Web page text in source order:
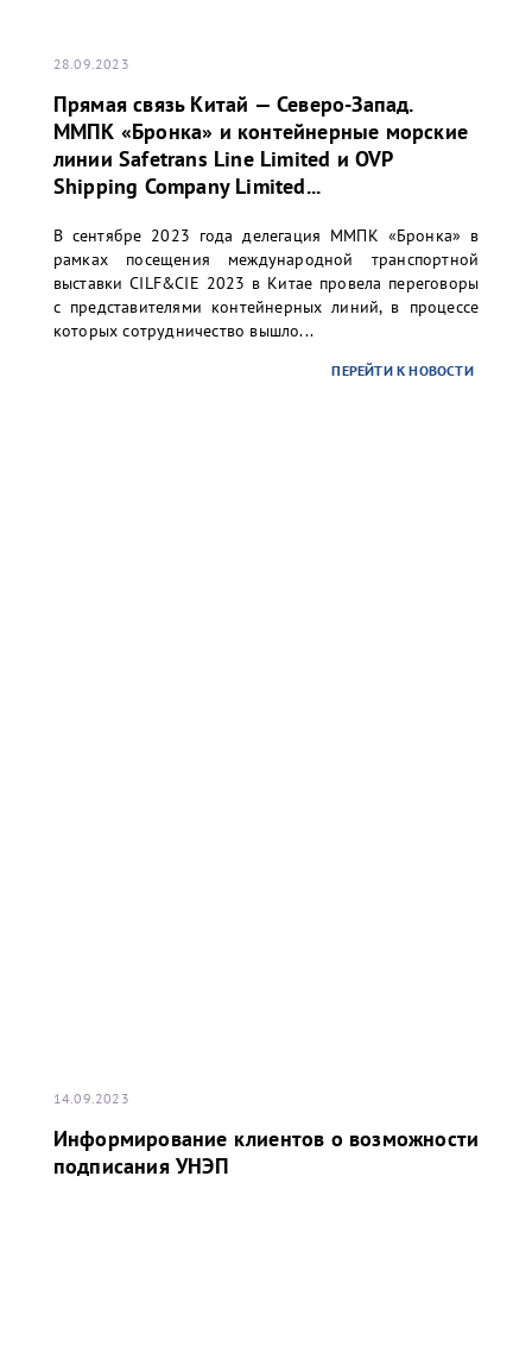
28.09.2023
Прямая связь Китай — Северо-Запад.
ММПК «Бронка» и контейнерные морские
линии Safetrans Line Limited и OVP
Shipping Company Limited...
В сентябре 2023 года делегация ММПК «Бронка» в
рамках посещения международной транспортной
выставки CILF&CIE 2023 в Китае провела переговоры
с представителями контейнерных линий, в процессе
которых сотрудничество вышло...
ПЕРЕЙТИ К НОВОСТИ
14.09.2023
Информирование клиентов о возможности
подписания УНЭП